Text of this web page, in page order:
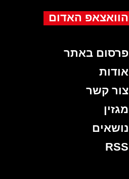
הוואצאפ האדום
פרסום באתר
אודות
צור קשר
מגזין
נושאים
RSS